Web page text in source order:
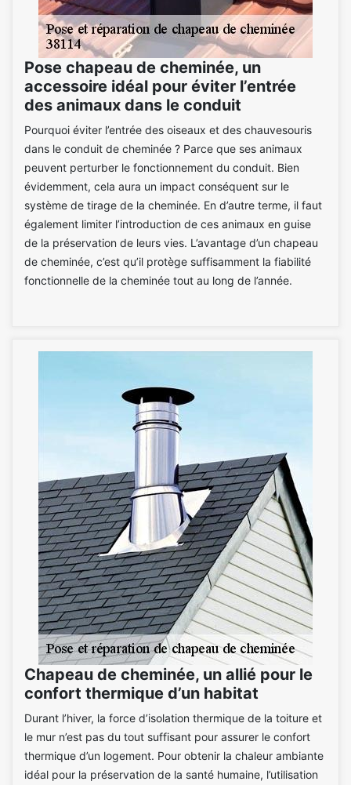
Pose chapeau de cheminée, un
accessoire idéal pour éviter l’entrée
des animaux dans le conduit
Pourquoi éviter l’entrée des oiseaux et des chauvesouris
dans le conduit de cheminée ? Parce que ses animaux
peuvent perturber le fonctionnement du conduit. Bien
évidemment, cela aura un impact conséquent sur le
système de tirage de la cheminée. En d’autre terme, il faut
également limiter l’introduction de ces animaux en guise
de la préservation de leurs vies. L’avantage d’un chapeau
de cheminée, c’est qu’il protège suffisamment la fiabilité
fonctionnelle de la cheminée tout au long de l’année.
Chapeau de cheminée, un allié pour le
confort thermique d’un habitat
Durant l’hiver, la force d’isolation thermique de la toiture et
le mur n’est pas du tout suffisant pour assurer le confort
thermique d’un logement. Pour obtenir la chaleur ambiante
idéal pour la préservation de la santé humaine, l’utilisation